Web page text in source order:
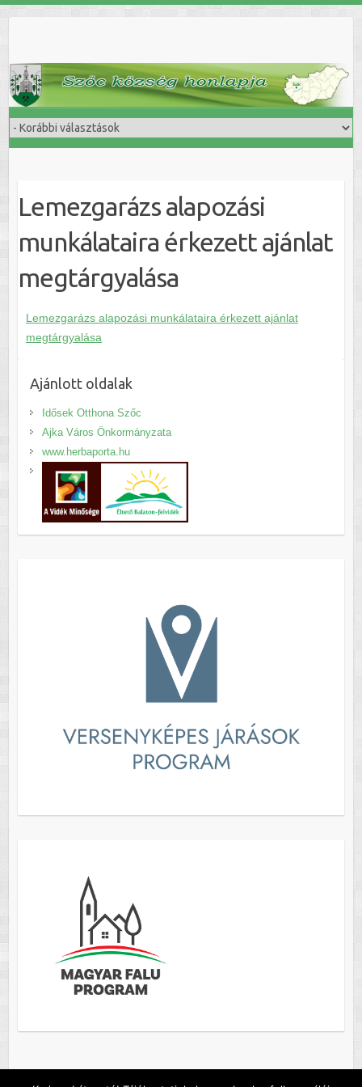
Lemezgarázs alapozási
munkálataira érkezett ajánlat
megtárgyalása
Lemezgarázs alapozási munkálataira érkezett ajánlat
megtárgyalása
Ajánlott oldalak
Idősek Otthona Szőc
Ajka Város Önkormányzata
www.herbaporta.hu